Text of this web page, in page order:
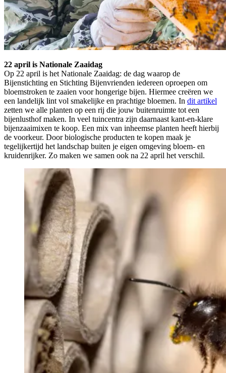
22 april is Nationale Zaaidag
Op 22 april is het Nationale Zaaidag: de dag waarop de
Bijenstichting en Stichting Bijenvrienden iedereen oproepen om
bloemstroken te zaaien voor hongerige bijen. Hiermee creëren we
een landelijk lint vol smakelijke en prachtige bloemen. In dit artikel
zetten we alle planten op een rij die jouw buitenruimte tot een
bijenlusthof maken. In veel tuincentra zijn daarnaast kant-en-klare
bijenzaaimixen te koop. Een mix van inheemse planten heeft hierbij
de voorkeur. Door biologische producten te kopen maak je
tegelijkertijd het landschap buiten je eigen omgeving bloem- en
kruidenrijker. Zo maken we samen ook na 22 april het verschil.